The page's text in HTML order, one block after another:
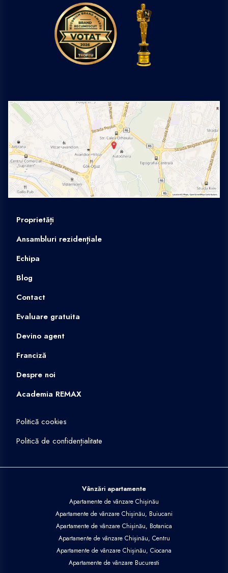
Proprietăți
Ansambluri rezidențiale
Echipa
Blog
Contact
Evaluare gratuita
Devino agent
Franciză
Despre noi
Academia REMAX
Politică cookies
Politică de confidențialitate
Vânzări apartamente
Apartamente de vânzare Chișinău
Apartamente de vânzare Chișinău, Buiucani
Apartamente de vânzare Chișinău, Botanica
Apartamente de vânzare Chișinău, Centru
Apartamente de vânzare Chișinău, Ciocana
Apartamente de vânzare Bucuresti